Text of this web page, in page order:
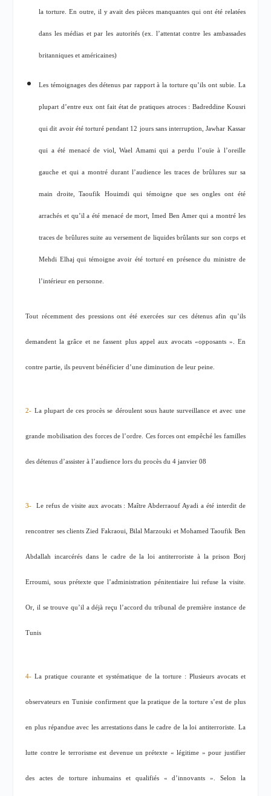
la torture. En outre, il y avait des pièces manquantes qui ont été relatées
dans les médias et par les autorités (ex. l’attentat contre les ambassades
britanniques et américaines)
Les témoignages des détenus par rapport à la torture qu’ils ont subie. La
plupart d’entre eux ont fait état de pratiques atroces : Badreddine Kousri
qui dit avoir été torturé pendant 12 jours sans interruption, Jawhar Kassar
qui a été menacé de viol, Wael Amami qui a perdu l’ouïe à l’oreille
gauche et qui a montré durant l’audience les traces de brûlures sur sa
main droite, Taoufik Houimdi qui témoigne que ses ongles ont été
arrachés et qu’il a été menacé de mort, Imed Ben Amer qui a montré les
traces de brûlures suite au versement de liquides brûlants sur son corps et
Mehdi Elhaj qui témoigne avoir été torturé en présence du ministre de
l’intérieur en personne.
Tout récemment des pressions ont été exercées sur ces détenus afin qu’ils
demandent la grâce et ne fassent plus appel aux avocats «opposants ». En
contre partie, ils peuvent bénéficier d’une diminution de leur peine.
2- La plupart de ces procès se déroulent sous haute surveillance et avec une
grande mobilisation des forces de l’ordre. Ces forces ont empêché les familles
des détenus d’assister à l’audience lors du procès du 4 janvier 08
3- Le refus de visite aux avocats : Maître Abderraouf Ayadi a été interdit de
rencontrer ses clients Zied Fakraoui, Bilal Marzouki et Mohamed Taoufik Ben
Abdallah incarcérés dans le cadre de la loi antiterroriste à la prison Borj
Erroumi, sous prétexte que l’administration pénitentiaire lui refuse la visite.
Or, il se trouve qu’il a déjà reçu l’accord du tribunal de première instance de
Tunis
4- La pratique courante et systématique de la torture : Plusieurs avocats et
observateurs en Tunisie confirment que la pratique de la torture s’est de plus
en plus répandue avec les arrestations dans le cadre de la loi antiterroriste. La
lutte contre le terrorisme est devenue un prétexte « légitime » pour justifier
des actes de torture inhumains et qualifiés « d’innovants ». Selon la